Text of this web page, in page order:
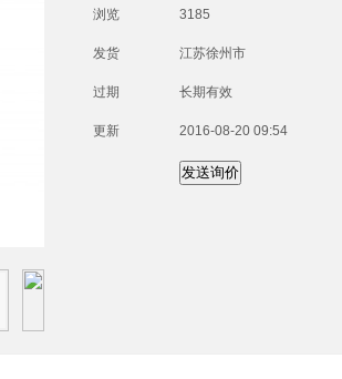
浏览 3185
发货 江苏徐州市
过期 长期有效
更新 2016-08-20 09:54